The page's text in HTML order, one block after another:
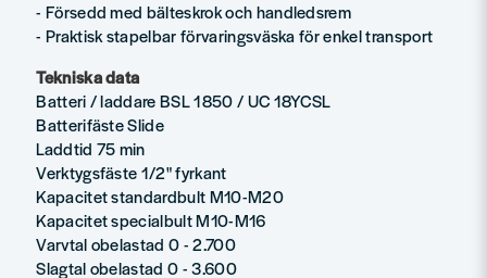
- Försedd med bälteskrok och handledsrem
- Praktisk stapelbar förvaringsväska för enkel transport
Tekniska data
Batteri / laddare BSL 1850 / UC 18YCSL
Batterifäste Slide
Laddtid 75 min
Verktygsfäste 1/2" fyrkant
Kapacitet standardbult M10-M20
Kapacitet specialbult M10-M16
Varvtal obelastad 0 - 2.700
Slagtal obelastad 0 - 3.600